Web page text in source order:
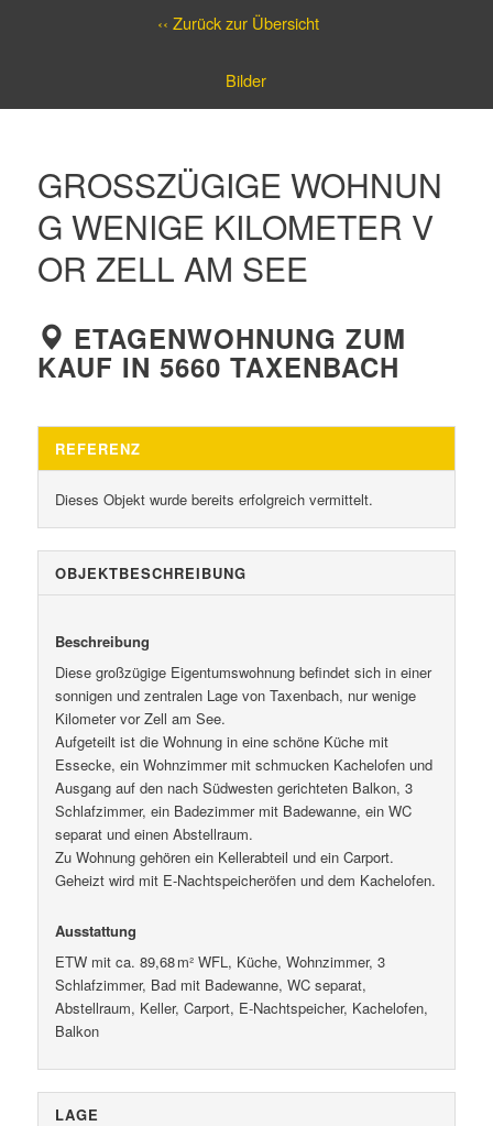
‹‹ Zurück zur Übersicht
Bilder
GROSSZÜGIGE WOHNUNG
WENIGE KILOMETER VO
R ZELL AM SEE
ETAGENWOHNUNG ZUM
KAUF IN 5660 TAXENBACH
REFERENZ
Dieses Objekt wurde bereits erfolgreich vermittelt.
OBJEKT­BESCHREIBUNG
Beschreibung
Diese großzügige Eigentumswohnung befindet sich in einer
sonnigen und zentralen Lage von Taxenbach, nur wenige
Kilometer vor Zell am See.
Aufgeteilt ist die Wohnung in eine schöne Küche mit
Essecke, ein Wohnzimmer mit schmucken Kachelofen und
Ausgang auf den nach Südwesten gerichteten Balkon, 3
Schlafzimmer, ein Badezimmer mit Badewanne, ein WC
separat und einen Abstellraum.
Zu Wohnung gehören ein Kellerabteil und ein Carport.
Geheizt wird mit E-Nachtspeicheröfen und dem Kachelofen.
Ausstattung
ETW mit ca. 89,68 m² WFL, Küche, Wohnzimmer, 3
Schlafzimmer, Bad mit Badewanne, WC separat,
Abstellraum, Keller, Carport, E-Nachtspeicher, Kachelofen,
Balkon
LAGE